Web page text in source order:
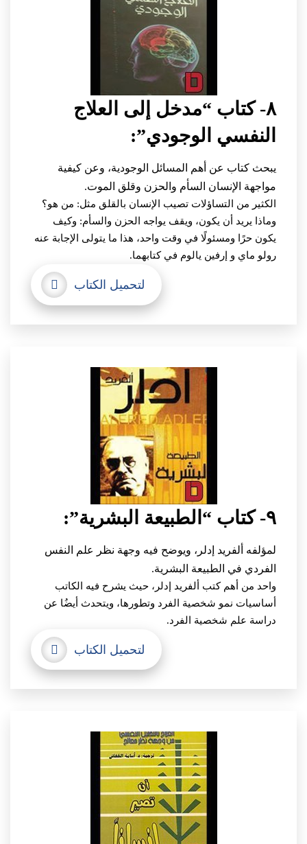
٨- كتاب “مدخل إلى العلاج
النفسي الوجودي”:
يبحث كتاب عن أهم المسائل الوجودية، وعن كيفية
مواجهة الإنسان السأم والحزن وقلق الموت.
الكثير من التساؤلات تصيب الإنسان بالقلق مثل: من هو؟
وماذا يريد أن يكون، ويقف يواجه الحزن والسأم: وكيف
يكون حرًا ومسئولًا في وقت واحد، هذا ما يتولى الإجابة عنه
رولو ماي و إرفين يالوم في كتابهما.
لتحميل الكتاب
٩- كتاب “الطبيعة البشرية”:
لمؤلفه ألفريد إدلر، ويوضح فيه وجهة نظر علم النفس
الفردي في الطبيعة البشرية.
واحد من أهم كتب ألفريد إدلر، حيث يشرح فيه الكاتب
أساسيات نمو شخصية الفرد وتطورها، ويتحدث أيضُا عن
دراسة علم شخصية الفرد.
لتحميل الكتاب